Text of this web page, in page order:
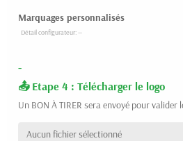
Marquages personnalisés
-
Etape 4 : Télécharger le logo
Un BON À TIRER sera envoyé pour valider
Aucun fichier sélectionné